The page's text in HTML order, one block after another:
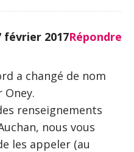
février 2017Répondre
a changé de nom
Oney.
renseignements
nous vous
les appeler (au